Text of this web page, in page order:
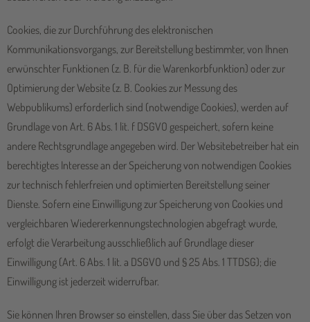
Cookies, die zur Durchführung des elektronischen
Kommunikationsvorgangs, zur Bereitstellung bestimmter, von Ihnen
erwünschter Funktionen (z. B. für die Warenkorbfunktion) oder zur
Optimierung der Website (z. B. Cookies zur Messung des
Webpublikums) erforderlich sind (notwendige Cookies), werden auf
Grundlage von Art. 6 Abs. 1 lit. f DSGVO gespeichert, sofern keine
andere Rechtsgrundlage angegeben wird. Der Websitebetreiber hat ein
berechtigtes Interesse an der Speicherung von notwendigen Cookies
zur technisch fehlerfreien und optimierten Bereitstellung seiner
Dienste. Sofern eine Einwilligung zur Speicherung von Cookies und
vergleichbaren Wiedererkennungstechnologien abgefragt wurde,
erfolgt die Verarbeitung ausschließlich auf Grundlage dieser
Einwilligung (Art. 6 Abs. 1 lit. a DSGVO und § 25 Abs. 1 TTDSG); die
Einwilligung ist jederzeit widerrufbar.
Sie können Ihren Browser so einstellen, dass Sie über das Setzen von